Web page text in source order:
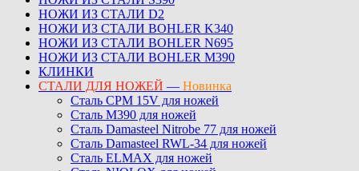
НОЖИ ИЗ СТАЛИ D2
НОЖИ ИЗ СТАЛИ BOHLER K340
НОЖИ ИЗ СТАЛИ BOHLER N695
НОЖИ ИЗ СТАЛИ BOHLER M390
КЛИНКИ
СТАЛИ ДЛЯ НОЖЕЙ — Новинка
Сталь CPM 15V для ножей
Сталь M390 для ножей
Сталь Damasteel Nitrobe 77 для ножей
Сталь Damasteel RWL-34 для ножей
Сталь ELMAX для ножей